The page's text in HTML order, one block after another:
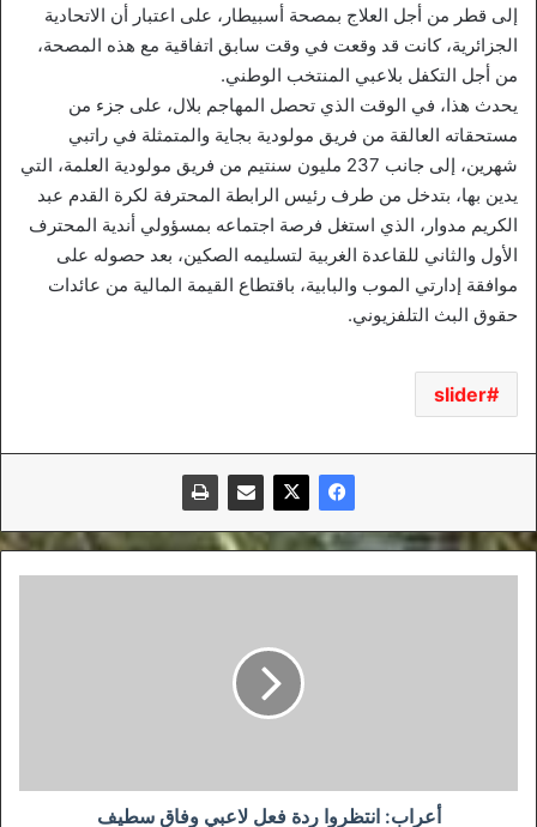
إلى قطر من أجل العلاج بمصحة أسبيطار، على اعتبار أن الاتحادية
الجزائرية، كانت قد وقعت في وقت سابق اتفاقية مع هذه المصحة،
من أجل التكفل بلاعبي المنتخب الوطني.
يحدث هذا، في الوقت الذي تحصل المهاجم بلال، على جزء من
مستحقاته العالقة من فريق مولودية بجاية والمتمثلة في راتبي
شهرين، إلى جانب 237 مليون سنتيم من فريق مولودية العلمة، التي
يدين بها، بتدخل من طرف رئيس الرابطة المحترفة لكرة القدم عبد
الكريم مدوار، الذي استغل فرصة اجتماعه بمسؤولي أندية المحترف
الأول والثاني للقاعدة الغربية لتسليمه الصكين، بعد حصوله على
موافقة إدارتي الموب والبابية، باقتطاع القيمة المالية من عائدات
حقوق البث التلفزيوني.
slider
أعراب: انتظروا ردة فعل لاعبي وفاق سطيف